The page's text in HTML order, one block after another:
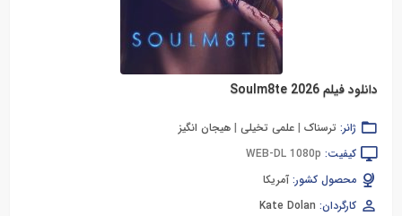
دانلود فیلم Soulm8te 2026
ژانر: ترسناک | علمی تخیلی | هیجان انگیز
کیفیت: WEB-DL 1080p
محصول کشور: آمریکا
کارگردان: Kate Dolan